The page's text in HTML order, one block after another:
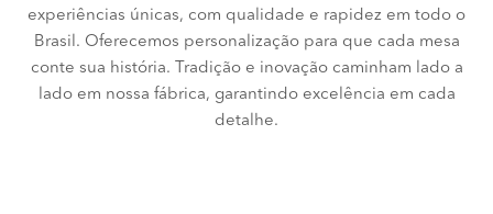
experiências únicas, com qualidade e rapidez em todo o
Brasil. Oferecemos personalização para que cada mesa
conte sua história. Tradição e inovação caminham lado a
lado em nossa fábrica, garantindo excelência em cada
detalhe.